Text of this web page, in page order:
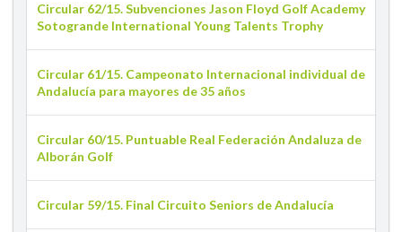
Circular 62/15. Subvenciones Jason Floyd Golf Academy
Sotogrande International Young Talents Trophy
Circular 61/15. Campeonato Internacional individual de
Andalucía para mayores de 35 años
Circular 60/15. Puntuable Real Federación Andaluza de
Alborán Golf
Circular 59/15. Final Circuito Seniors de Andalucía